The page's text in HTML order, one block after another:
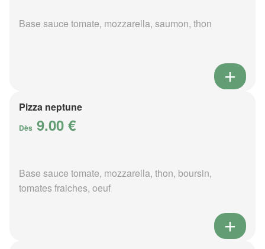
Base sauce tomate, mozzarella, saumon, thon
Pizza neptune
Dès 9.00 €
Base sauce tomate, mozzarella, thon, boursin,
tomates fraiches, oeuf